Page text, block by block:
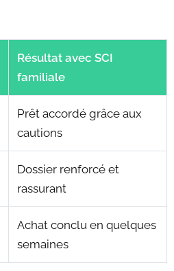
Résultat avec SCI
familiale
Prêt accordé grâce aux
cautions
Dossier renforcé et
rassurant
Achat conclu en quelques
semaines